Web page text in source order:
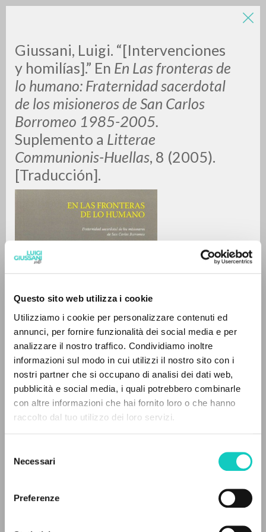
Questo sito web utilizza i cookie
Utilizziamo i cookie per personalizzare contenuti ed
annunci, per fornire funzionalità dei social media e per
analizzare il nostro traffico. Condividiamo inoltre
informazioni sul modo in cui utilizzi il nostro sito con i
nostri partner che si occupano di analisi dei dati web,
pubblicità e social media, i quali potrebbero combinarle
con altre informazioni che hai fornito loro o che hanno
raccolto dal tuo utilizzo dei loro servizi.
delNecessari
Preferenze
Giussani, Luigi. “[Intervenciones
y homilías].” En En Las fronteras de
lo humano: Fraternidad sacerdotal
de los misioneros de San Carlos
Borromeo 1985-2005.
Suplemento a Litterae
Communionis-Huellas, 8 (2005).
[Traducción].
Giussani Luigi
Spanish
LUIGI
GIUSSANI
0RESULTS FOUND
MORE RESULTS